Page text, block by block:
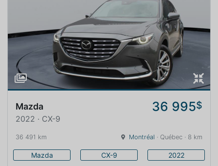
Mazda 36 995$
2022 · CX-9
36 491 km Montréal · Québec · 8 km
Mazda CX-9 2022